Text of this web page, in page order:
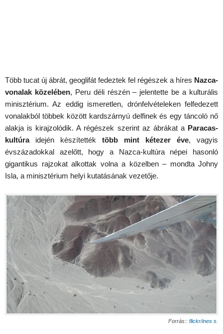
Több tucat új ábrát, geoglifát fedeztek fel régészek a híres Nazca-
vonalak közelében, Peru déli részén – jelentette be a kulturális
minisztérium. Az eddig ismeretlen, drónfelvételeken felfedezett
vonalakból többek között kardszárnyú delfinek és egy táncoló nő
alakja is kirajzolódik. A régészek szerint az ábrákat a Paracas-
kultúraidején készítették több mint kétezer éve, vagyis
évszázadokkal azelőtt, hogy a Nazca-kultúra népei hasonló
gigantikus rajzokat alkottak volna a közelben – mondta Johny
Isla, a minisztérium helyi kutatásának vezetője.
Forrás:: flickr/ines s.